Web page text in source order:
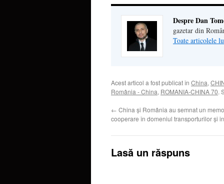
Despre Dan
gazetar din
Toate articolele
Acest articol a fost publicat în China,
România - China, ROMANIA-CHINA 70.
← China și România au semnat un
cooperare în domeniul transporturilor şi
Lasă un răspuns